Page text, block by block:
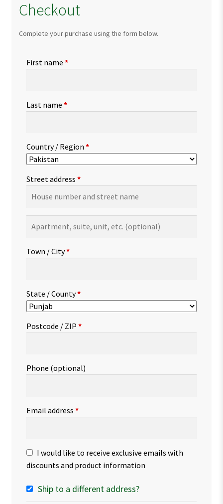
Checkout
Complete your purchase using the form below.
First name *
Last name *
Country / Region *
Street address *
suite,
etc.(optional)
Town / City*
State / County*
Postcode / ZIP *
Phone (optional)
Email address *
I would like to receive exclusive emails with
discounts and product information
Ship to a different address?